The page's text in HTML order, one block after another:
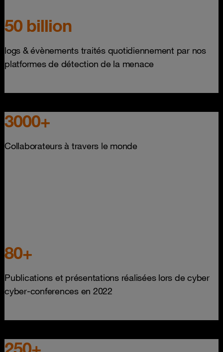
50 billion
logs & évènements traités quotidiennement par nos
platformes de détection de la menace
3000+
Collaborateurs à travers le monde
80+
Publications et présentations réalisées lors de cyber
cyber-conferences en 2022